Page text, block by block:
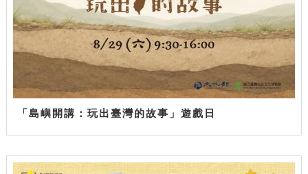
「島嶼開講：玩出臺灣的故事」遊戲日